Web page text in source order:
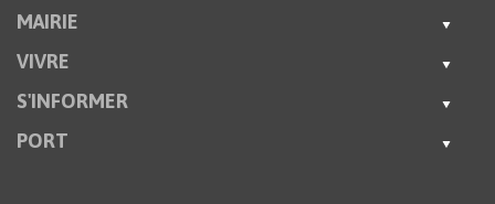
MAIRIE
VIVRE
S'INFORMER
PORT